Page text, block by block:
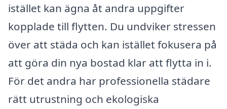
istället kan ägna åt andra uppgifter
kopplade till flytten. Du undviker stressen
över att städa och kan istället fokusera på
att göra din nya bostad klar att flytta in i.
För det andra har professionella städare
rätt utrustning och ekologiska